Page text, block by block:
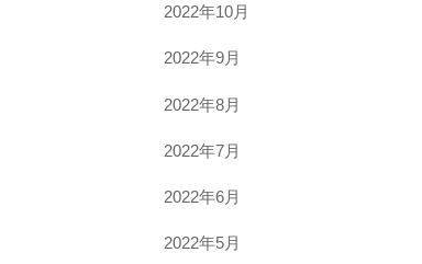
2022年10月
2022年9月
2022年8月
2022年7月
2022年6月
2022年5月